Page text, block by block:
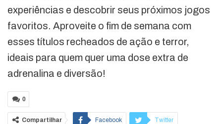
experiências e descobrir seus próximos jogos
favoritos. Aproveite o fim de semana com
esses títulos recheados de ação e terror,
ideais para quem quer uma dose extra de
adrenalina e diversão!
0
Compartilhar Facebook Twitter